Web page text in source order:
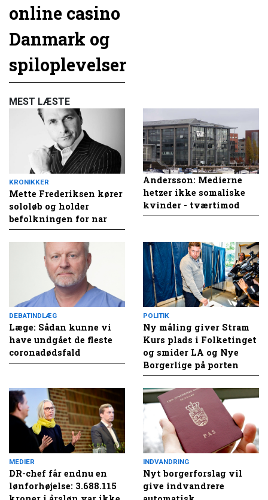
online casino
Danmark og
spiloplevelser
MEST LÆSTE
KRONIKKER
Mette Frederiksen kører
sololøb og holder
befolkningen for nar
Andersson: Medierne
hetzer ikke somaliske
kvinder - tværtimod
DEBATINDLÆG
Læge: Sådan kunne vi
have undgået de fleste
coronadødsfald
POLITIK
Ny måling giver Stram
Kurs plads i Folketinget
og smider LA og Nye
Borgerlige på porten
MEDIER
DR-chef får endnu en
lønforhøjelse: 3.688.115
INDVANDRING
Nyt borgerforslag vil
give indvandrere